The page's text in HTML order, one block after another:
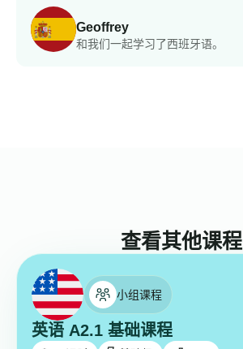
Geoffrey
和我们一起学习了西班牙语。
查看其他课程
小组课程
英语 A2.1 基础课程